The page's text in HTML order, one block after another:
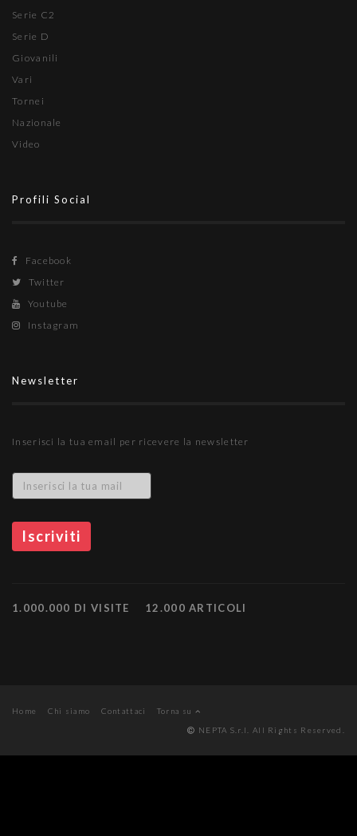
Serie C2
Serie D
Giovanili
Vari
Tornei
Nazionale
Video
Profili Social
Facebook
Twitter
Youtube
Instagram
Newsletter
Inserisci la tua email per ricevere la newsletter
1.000.000 DI VISITE 12.000 ARTICOLI
Home Chi siamo Contattaci
Torna su
NEPTA S.r.l. All Rights Reserved.